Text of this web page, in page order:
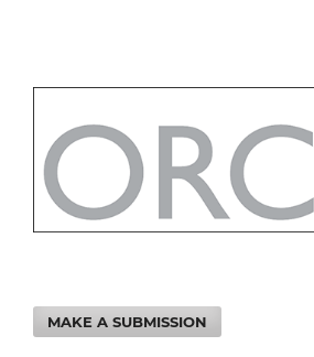
MAKE A SUBMISSION